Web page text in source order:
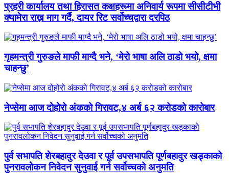
प्रहरी कार्यालय तथा हिरासत कक्षहरूमा अनिवार्य रूपमा सीसीटीभी
क्यामेरा राख्न माग गर्दै, दायर रिट सर्वोच्चद्वारा दरपिठ
गृहमन्त्री गुरुङले माफी माग्दै भने, ‘मेरो भाषा अलि ठाडो भयो, क्षमा
चाहन्छु’
नेप्सेमा आज दोहोरो अंकको गिरावट,४ अर्ब ६२ करोडको कारोबार
पुर्व सभापति शेरबहादुर देउवा र पूर्व उपसभापति पूर्णबहादुर खड्काको
पुनरावलोकन निवेदन सुनुवाई गर्न सर्वोच्चको अनुमति